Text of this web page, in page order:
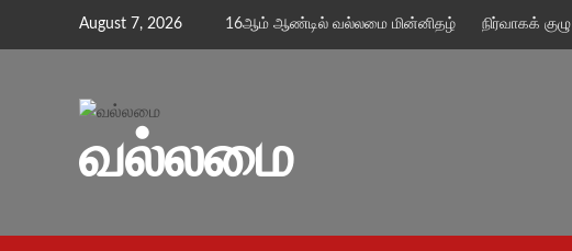
August 7, 2026 16ஆம் ஆண்டில் வல்லமை மின்னிதழ் நிர்வாகக் குழு
வல்லமை